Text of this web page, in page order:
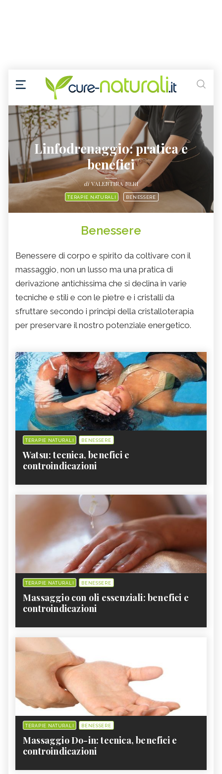
Linfodrenaggio: pratica e
benefici
diVALENTINA NERI
TERAPIE NATURALI BENESSERE
Benessere
Benessere di corpo e spirito da coltivare con il
massaggio, non un lusso ma una pratica di
derivazione antichissima che si declina in varie
tecniche e stili e con le pietre e i cristalli da
sfruttare secondo i principi della cristalloterapia
per preservare il nostro potenziale energetico.
TERAPIE NATURALI BENESSERE
Watsu: tecnica, benefici e
controindicazioni
TERAPIE NATURALI BENESSERE
Massaggio con oli essenziali: benefici e
controindicazioni
TERAPIE NATURALI BENESSERE
Massaggio Do-in: tecnica, benefici e
controindicazioni